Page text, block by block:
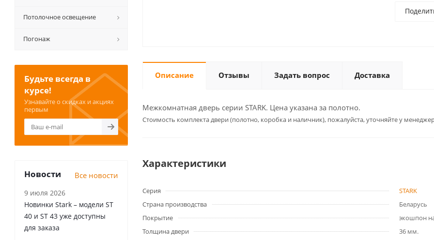
Описание Отзывы Задать вопрос Доставка
Межкомнатная дверь серии STARK. Цена указана за полотно.
Cтоимость комплекта двери (полотно, коробка и наличник), пожалуйста, уточняйте у
Характеристики
Серия
STARK
Страна производства
Беларусь
Покрытие
экошпон
Толщина двери
36 мм.
Потолочное освещение
Погонаж
Будьте всегда в
курсе!
Узнавайте о скидках и акциях
первым
Новости Все новости
9 июля 2026
Новинки Stark – модели ST
40 и ST 43 уже доступны
для заказа